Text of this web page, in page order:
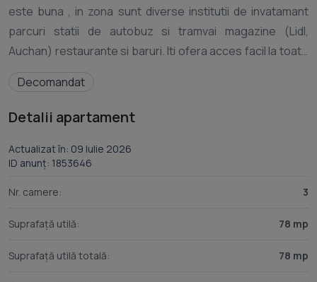
este buna , in zona sunt diverse institutii de invatamant
parcuri statii de autobuz si tramvai magazine (Lidl,
Auchan) restaurante si baruri. Iti ofera acces facil la toate
apartament de 78 m2 situat in zona BLD OTELARILOR
Micro 21, ofera confort si facilitati moderne. Este gata de
utilizare, cu mobilier si electrocasnice precum frigider,
masina de spalat si TV. In plus, beneficiati de lift, scara
interioara si aer conditionat. Locuinta include bucatarie
separata si pardoseli din parchet si gresie. Geamurile din
de calitate. Zonele de agrement si centrele comerciale
sunt accesibile rapid. Beneficiati de siguranta cu usa
Decomandat
Detalii apartament
Actualizat în: 09 Iulie 2026
ID anunț: 1853646
Nr. camere: 3
Suprafață utilă: 78 mp
Suprafață utilă totală: 78 mp